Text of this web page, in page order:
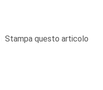
Stampa questo articolo